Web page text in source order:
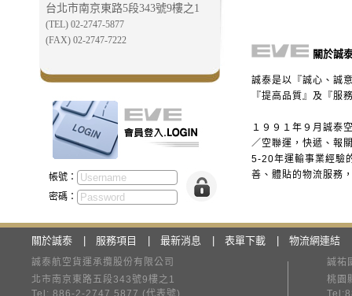
台北市南京東路5段343號9樓之1
(TEL) 02-2747-5877
(FAX) 02-2747-7222
帳號：
密碼：
關於誠
誠泰是以『誠心、誠
『提高品質』及『服
１９９１年９月誠泰
／空聯運，快遞、報
5-20年運輸事業經驗
善、體貼的物流服務
關於誠泰 服務項目 最新消息 表單下載 物流網連結
誠泰航空貨運承攬股份有限公司
北市南京東路五段343號9樓之1
Tel: 886-2-2747 5877 (代表號)
誠祐
桃園